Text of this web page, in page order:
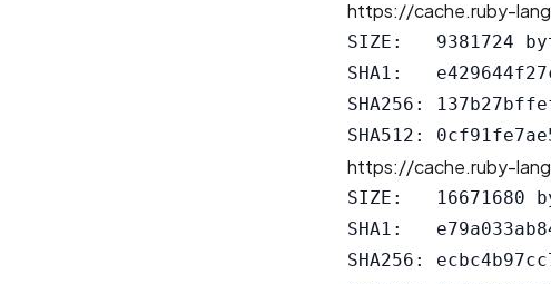
https://cache.ruby-
SIZE:   9381724
SHA1:
SHA256:
https://cache.ruby-
SIZE:   16671680
SHA1:
SHA256: